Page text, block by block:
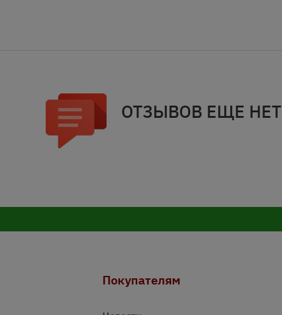
ОТЗЫВОВ ЕЩЕ НЕТ
Покупателям